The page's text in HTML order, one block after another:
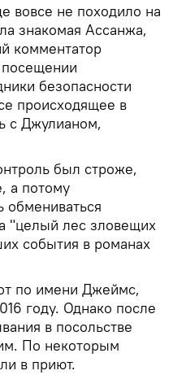
вовсе не походило на
знакомая Ассанжа,
комментатор
безопасности
происходящее в
с Джулианом,
был строже,
а потому
обмениваться
"целый лес зловещих
события в романах
по имени Джеймс,
году. Однако после
в посольстве
По некоторым
в приют.